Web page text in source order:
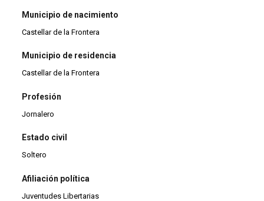
Municipio de nacimiento
Castellar de la Frontera
Municipio de residencia
Castellar de la Frontera
Profesión
Jornalero
Estado civil
Soltero
Afiliación política
Juventudes Libertarias